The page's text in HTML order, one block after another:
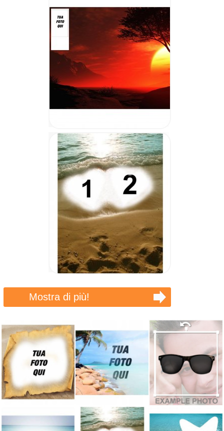
Mostra di più!